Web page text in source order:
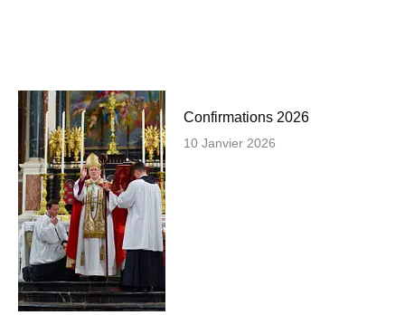
Confirmations 2026
10 Janvier 2026